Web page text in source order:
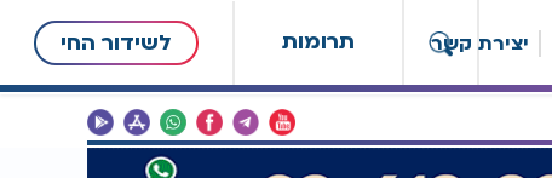
תרומות לשידור החי יצירת קשר